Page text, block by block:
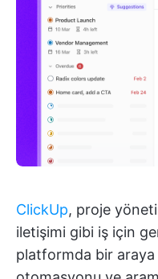
ClickUp, proje
iletişimi gibi iş için
platformda bir